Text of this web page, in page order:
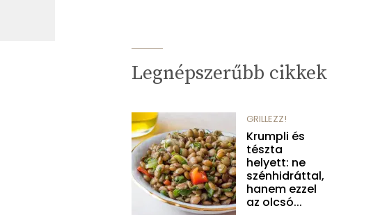
Legnépszerűbb cikkek
GRILLEZZ!
Krumpli és
tészta
helyett: ne
szénhidráttal,
hanem ezzel
az olcsó...